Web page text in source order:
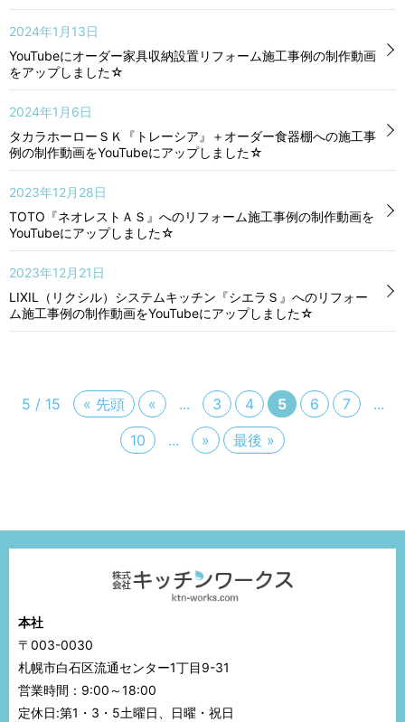
2024年1月13日
YouTubeにオーダー家具収納設置リフォーム施工事例の制作動画
をアップしました☆
2024年1月6日
タカラホーローＳＫ『トレーシア』＋オーダー食器棚への施工事
例の制作動画をYouTubeにアップしました☆
2023年12月28日
TOTO『ネオレストＡＳ』へのリフォーム施工事例の制作動画を
YouTubeにアップしました☆
2023年12月21日
LIXIL（リクシル）システムキッチン『シエラＳ』へのリフォー
ム施工事例の制作動画をYouTubeにアップしました☆
5 / 15 « 先頭 « ... 3 4 5 6 7
...
10
... » 最後 »
本社
〒003-0030
札幌市白石区流通センター1丁目9-31
営業時間：9:00～18:00
定休日:第1・3・5土曜日、日曜・祝日